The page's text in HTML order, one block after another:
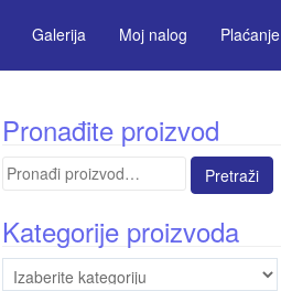
Galerija Moj nalog Plaćanje
Pronađite proizvod
Pretraga
Kategorije proizvoda